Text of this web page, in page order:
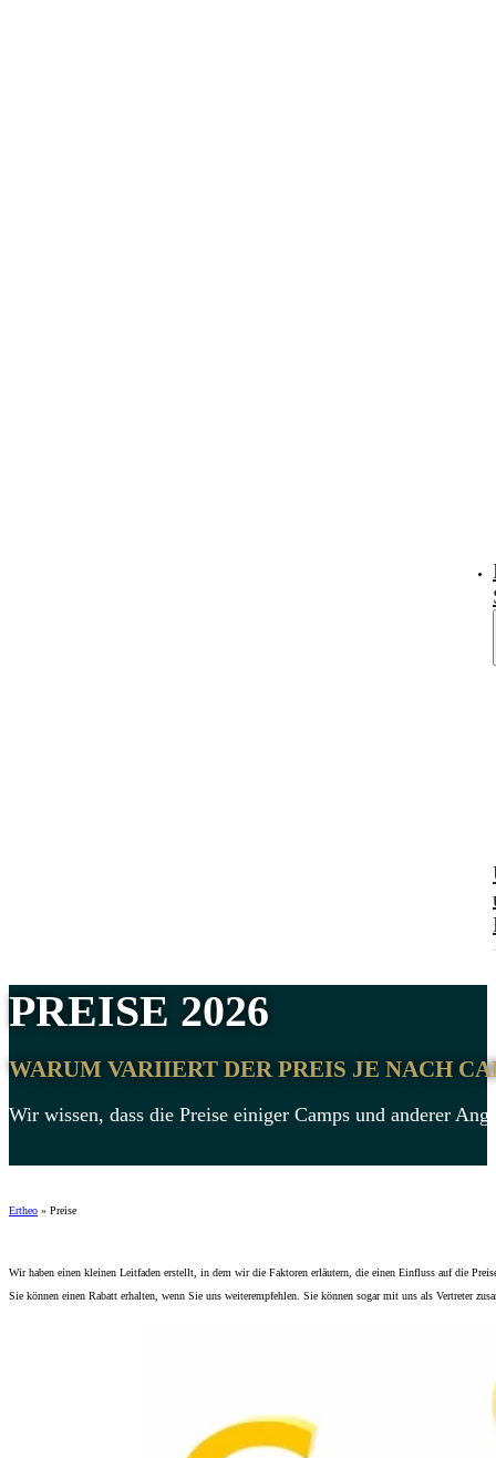
PREISE 2026
WARUM VARIIERT DER PREIS JE NACH
Wir wissen, dass die Preise einiger Camps und anderer
Ertheo » Preise
Wir haben einen kleinen Leitfaden erstellt, in dem wir die Faktoren erläutern, die einen Einfluss auf die
Sie können einen Rabatt erhalten, wenn Sie uns weiterempfehlen. Sie können sogar mit uns als Vertreter